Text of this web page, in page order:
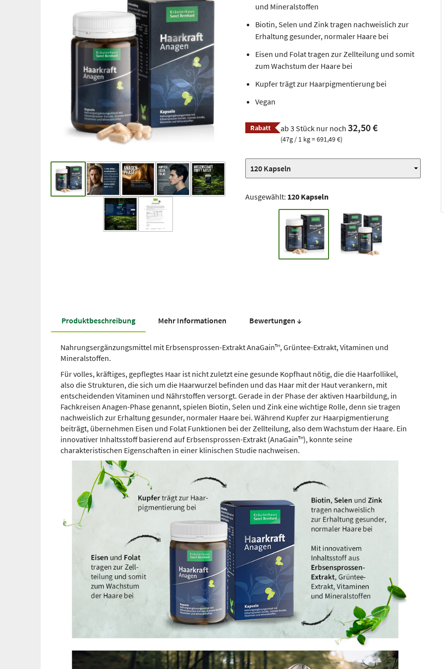
und Mineralstoffen
Biotin, Selen und Zink tragen nachweislich zur
Erhaltung gesunder, normaler Haare bei
Eisen und Folat tragen zur Zellteilung und somit
zum Wachstum der Haare bei
Kupfer trägt zur Haarpigmentierung bei
Vegan
Rabatt ab 3 Stück nur noch32,50 €
(47g / 1 kg = 691,49 €)
Ausgewählt: 120 Kapseln
Produkt­beschreibung Mehr Informationen Bewer­tungen ↓
Nahrungsergänzungsmittel mit Erbsensprossen-Extrakt AnaGain™, Grüntee-Extrakt, Vitaminen und
Mineralstoffen.
Für volles, kräftiges, gepflegtes Haar ist nicht zuletzt eine gesunde Kopfhaut nötig, die die Haarfollikel,
also die Strukturen, die sich um die Haarwurzel befinden und das Haar mit der Haut verankern, mit
entscheidenden Vitaminen und Nährstoffen versorgt. Gerade in der Phase der aktiven Haarbildung, in
Fachkreisen Anagen-Phase genannt, spielen Biotin, Selen und Zink eine wichtige Rolle, denn sie tragen
nachweislich zur Erhaltung gesunder, normaler Haare bei. Während Kupfer zur Haarpigmentierung
beiträgt, übernehmen Eisen und Folat Funktionen bei der Zellteilung, also dem Wachstum der Haare. Ein
innovativer Inhaltsstoff basierend auf Erbsensprossen-Extrakt (AnaGain™), konnte seine
charakteristischen Eigenschaften in einer klinischen Studie nachweisen.